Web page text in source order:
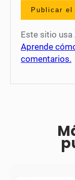
Este sitio
Aprende
comentarios.